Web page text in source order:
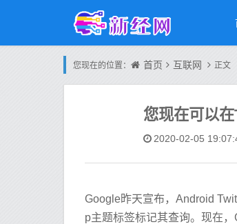
您现在的位置： 首页 互联网 正文
您现在可以
2020-02-05
Google昨天宣布，Android
p主题标签标记其查询。现在